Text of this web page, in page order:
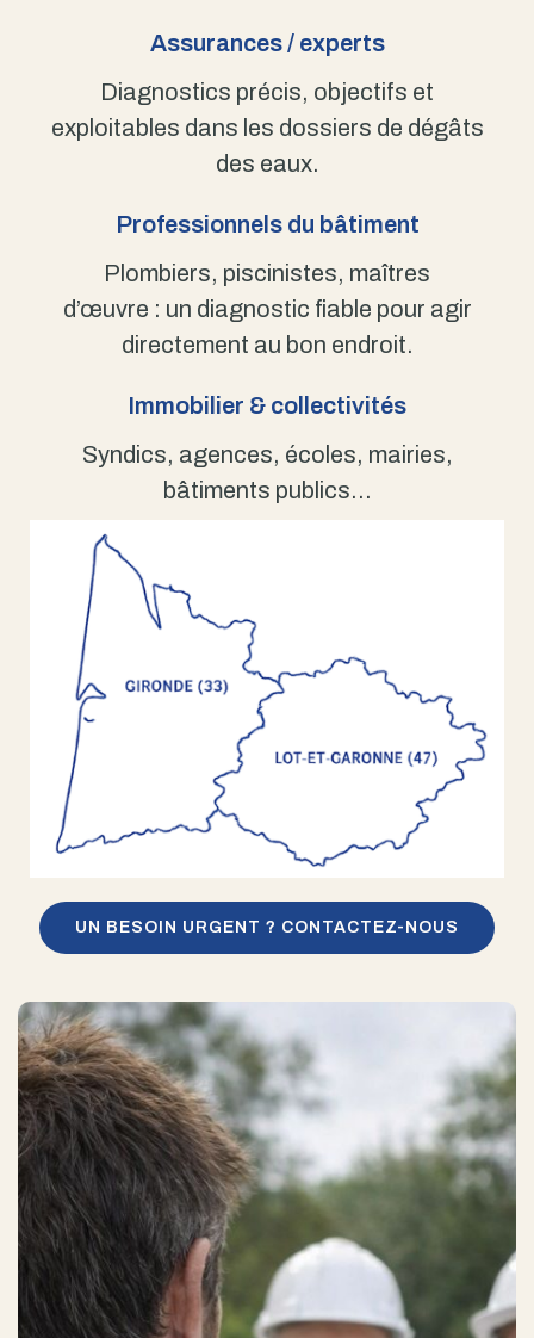
Assurances / experts
Diagnostics précis, objectifs et
exploitables dans les dossiers de dégâts
des eaux.
Professionnels du bâtiment
Plombiers, piscinistes, maîtres
d’œuvre : un diagnostic fiable pour agir
directement au bon endroit.
Immobilier & collectivités
Syndics, agences, écoles, mairies,
bâtiments publics…
UN BESOIN URGENT ? CONTACTEZ-NOUS